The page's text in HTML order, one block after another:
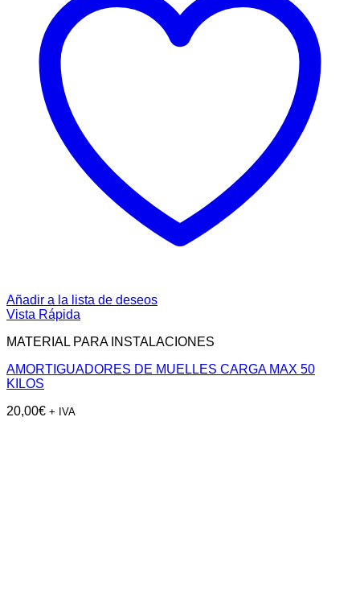
Añadir a la lista de deseos
Vista Rápida
MATERIAL PARA INSTALACIONES
AMORTIGUADORES DE MUELLES CARGA MAX 50
KILOS
20,00€ + IVA